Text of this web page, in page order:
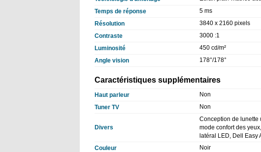
Temps de réponse
5 ms
Résolution
3840 x 2160 pixels
Contraste
3000 :1
Luminosité
450 cd/m²
Angle vision
178°/178°
Caractéristiques supplémentaires
Haut parleur
Non
Tuner TV
Non
Divers
Conception de lunette
mode confort des
latéral LED, Dell
Couleur
Noir